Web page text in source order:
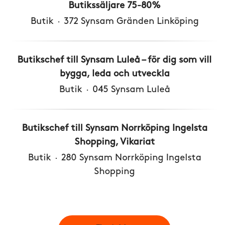
Butikssäljare 75-80%
Butik · 372 Synsam Gränden Linköping
Butikschef till Synsam Luleå – för dig som vill
bygga, leda och utveckla
Butik · 045 Synsam Luleå
Butikschef till Synsam Norrköping Ingelsta
Shopping, Vikariat
Butik · 280 Synsam Norrköping Ingelsta
Shopping